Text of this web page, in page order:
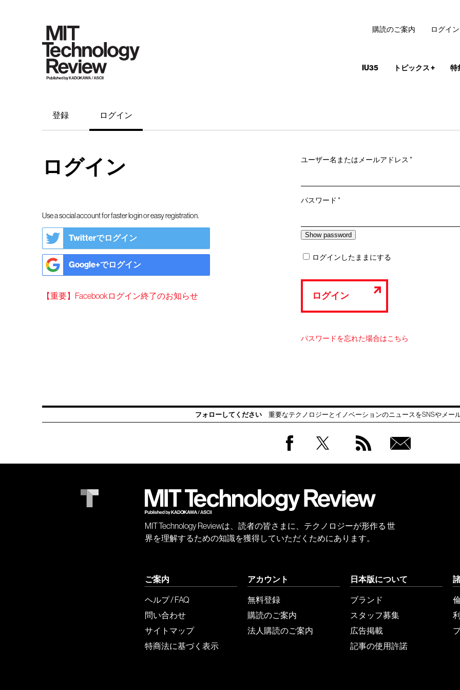
IU35 トピックス+ 特
購読のご案内 ログイン
登録 ログイン
ログイン
Use a social account for faster login or easy registration.
Twitterでログイン
Google+でログイン
【重要】Facebookログイン終了のお知らせ
ユーザー名またはメールアドレス*必
パスワード*必
ログインしたままにする
ログイン
パスワードを忘れた場合はこちら
フォローしてください 重要なテクノロジーとイノベーションのニュースをSNSやメー
会員
MIT Technology Reviewは、読者の皆さまに、テクノロジーが形作る 世
界を理解するための知識を獲得していただくためにあります。
ご案内
ヘルプ / FAQ
問い合わせ
サイトマップ
特商法に基づく表示
アカウント
無料登録
購読のご案内
法人購読のご案内
日本版について
ブランド
スタッフ募集
広告掲載
記事の使用許諾